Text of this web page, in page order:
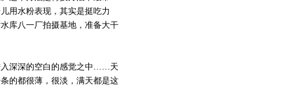
用水粉表现，其实是挺吃力
库八一厂拍摄基地，准备大干
入深深的空白的感觉之中……天
的都很薄，很淡，满天都是这